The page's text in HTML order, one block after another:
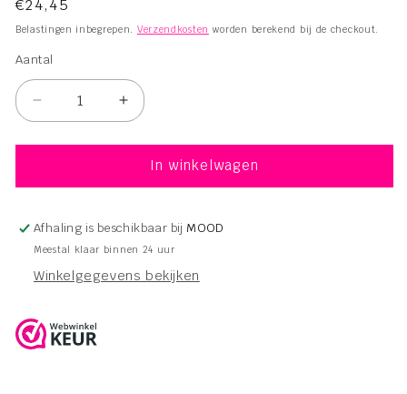
Normale
prijs
€24,45
Belastingen inbegrepen. Verzendkosten worden berekend bij de checkout.
Aantal
Aantal
Aantal
verlagen
voor
Organic
Masker
Blueberry
250ml
Aantal
verhogen
voor
Navitas
Organic
Masker
Blueberry
250ml
In winkelwagen
Afhaling is beschikbaar bij MOOD
Meestal klaar binnen 24 uur
Winkelgegevens bekijken